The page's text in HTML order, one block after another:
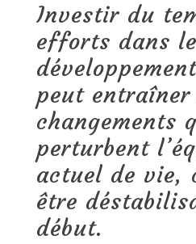
Investir du
efforts dans le
peut entraîner
changements
perturbent
actuel de vie,
être
début.